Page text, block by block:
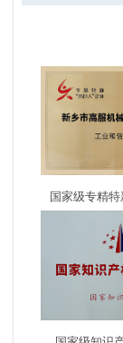
高服展厅
2020.11.21
国家级专精